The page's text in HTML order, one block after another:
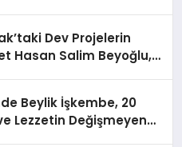
Dev Projelerin
Hasan Salim Beyoğlu,
Beylik İşkembe, 20
Lezzetin Değişmeyen